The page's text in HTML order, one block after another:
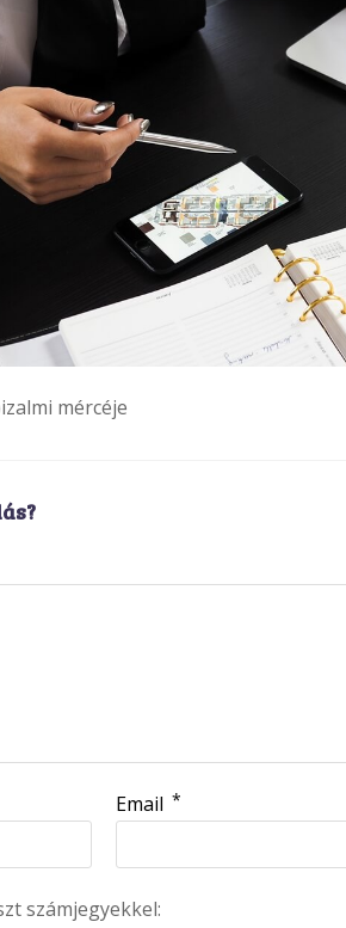
mércéje
Email *
számjegyekkel: